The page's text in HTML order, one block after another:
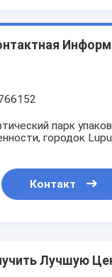
парк
городок
Контакт
Лучшую